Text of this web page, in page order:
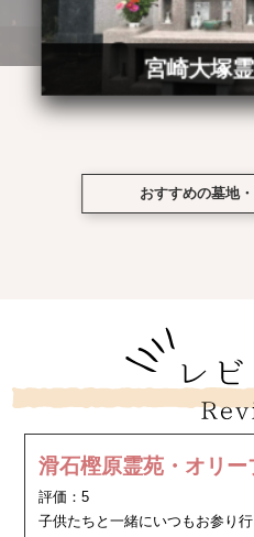
宮崎大塚
おすすめの墓地
滑石樫原霊苑・オリー
評価：5
子供たちと一緒にいつもお参り行